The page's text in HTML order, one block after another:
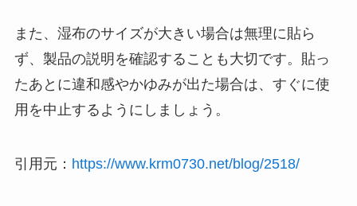
また、湿布のサイズが大きい場合は無理に貼ら
ず、製品の説明を確認することも大切です。貼っ
たあとに違和感やかゆみが出た場合は、すぐに使
用を中止するようにしましょう。
引用元： https://www.krm0730.net/blog/2518/